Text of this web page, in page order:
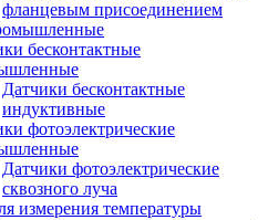
фланцевым присоединением
бесконтактные
Датчики бесконтактные
индуктивные
фотоэлектрические
Датчики фотоэлектрические
сквозного луча
измерения температуры